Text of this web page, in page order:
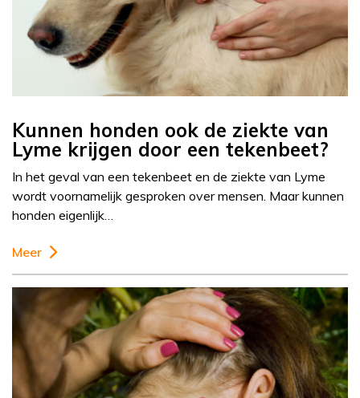
Kunnen honden ook de ziekte van
Lyme krijgen door een tekenbeet?
In het geval van een tekenbeet en de ziekte van Lyme
wordt voornamelijk gesproken over mensen. Maar kunnen
honden eigenlijk…
Meer